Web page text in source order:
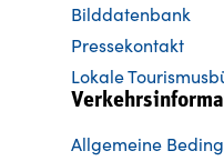
Bilddatenbank
Pressekontakt
Lokale
Allgemeine